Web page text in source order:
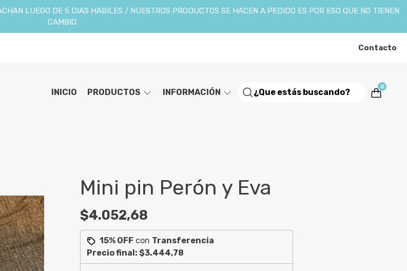
LUEGO DE 5 DIAS HABILES / NUESTROS PRODUCTOS SE HACEN A PEDIDO ES POR ESO QUE NO TIENEN
CAMBIO
Contacto
INICIO PRODUCTOS INFORMACIÓN
0
Mini pin Perón y Eva
$4.052,68
15% OFF con Transferencia
Precio final: $3.444,78